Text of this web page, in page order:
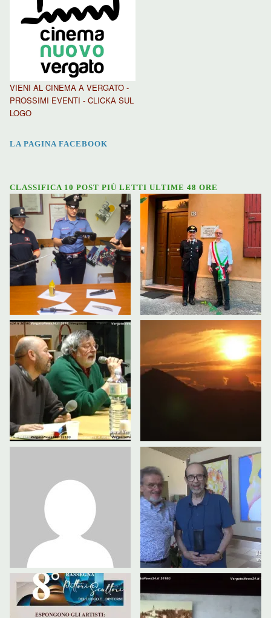
VIENI AL CINEMA A VERGATO -
PROSSIMI EVENTI - CLICKA SUL
LOGO
LA PAGINA FACEBOOK
CLASSIFICA 10 POST PIÙ LETTI ULTIME 48 ORE